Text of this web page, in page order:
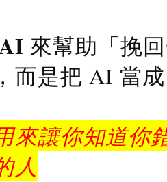
來幫助「挽
而是把 AI 當
來讓你知道你
人